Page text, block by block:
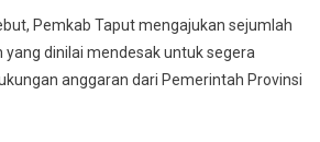
Pemkab Taput mengajukan sejumlah
dinilai mendesak untuk segera
anggaran dari Pemerintah Provinsi